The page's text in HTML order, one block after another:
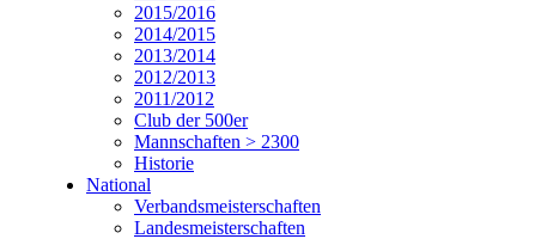
2015/2016
2014/2015
2013/2014
2012/2013
2011/2012
Club der 500er
Mannschaften > 2300
Historie
National
Verbandsmeisterschaften
Landesmeisterschaften